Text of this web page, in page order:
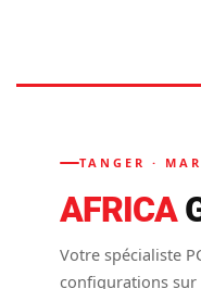
TANGER ·
AFRICA
Votre spécialiste
configurations sur